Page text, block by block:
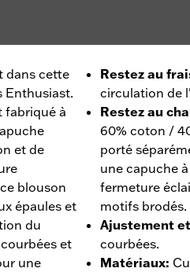
dans cette
Enthusiast.
fabriqué à
et de
blouson
épaules et
du
et
une
Restez au
circulation de
Restez au
60% coton /
porté
une capuche
fermeture
motifs brodés.
Ajustement
courbées.
Matériaux: